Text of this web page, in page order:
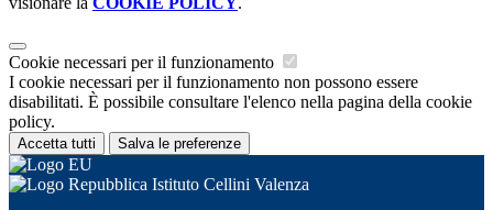
Cookie necessari per il funzionamento
I cookie necessari per il funzionamento non possono essere
disabilitati. È possibile consultare l'elenco nella pagina della cookie
policy.
Accetta tutti Salva le preferenze
Istituto Cellini Valenza